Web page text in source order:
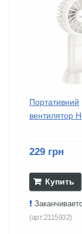
Портативний
вентилятор
229 грн
Купить
(арт:2115932)